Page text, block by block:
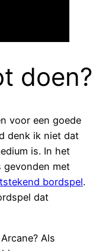
doen?
voor een goede
denk ik niet dat
is. In het
gevonden met
bordspel.
dat
Als